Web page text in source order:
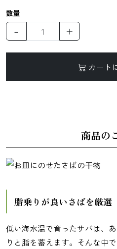
ほたて ふかひれ
麺類
数量
－ ＋
カート
商品の
脂乗りが良いさばを厳選
低い海水温で育ったサバは、
りと脂を蓄えます。そんな中